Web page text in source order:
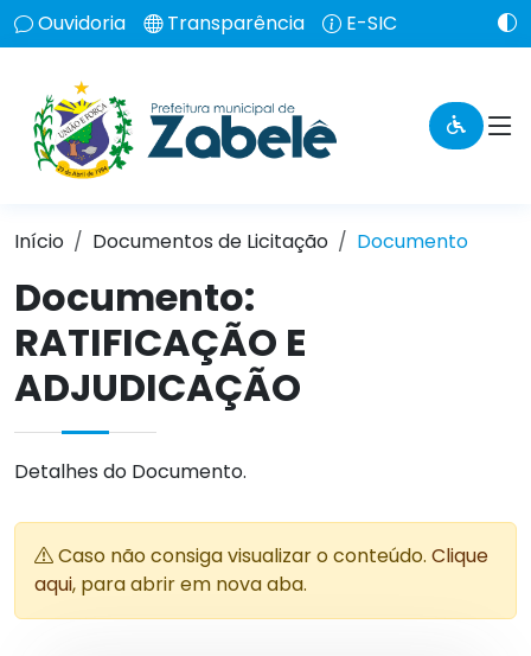
Ouvidoria Transparência E-SIC
Início Documentos de Licitação Documento
Documento:
RATIFICAÇÃO E
ADJUDICAÇÃO
Detalhes do Documento.
Caso não consiga visualizar o conteúdo. Clique
aqui, para abrir em nova aba.